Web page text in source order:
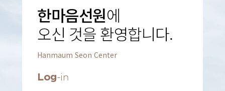
한마음선원에
오신 것을 환영합니다.
Hanmaum Seon Center
Log-in